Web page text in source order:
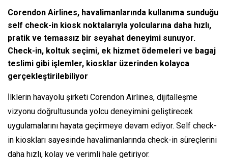
Corendon Airlines, havalimanlarında kullanıma sunduğu
self check-in kiosk noktalarıyla yolcularına daha hızlı,
pratik ve temassız bir seyahat deneyimi sunuyor.
Check-in, koltuk seçimi, ek hizmet ödemeleri ve bagaj
teslimi gibi işlemler, kiosklar üzerinden kolayca
gerçekleştirilebiliyor
İlklerin havayolu şirketi Corendon Airlines, dijitalleşme
vizyonu doğrultusunda yolcu deneyimini geliştirecek
uygulamalarını hayata geçirmeye devam ediyor. Self check-
in kioskları sayesinde havalimanlarında check-in süreçlerini
daha hızlı, kolay ve verimli hale getiriyor.